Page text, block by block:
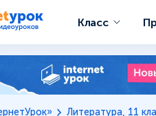
Класс
Литература, 11